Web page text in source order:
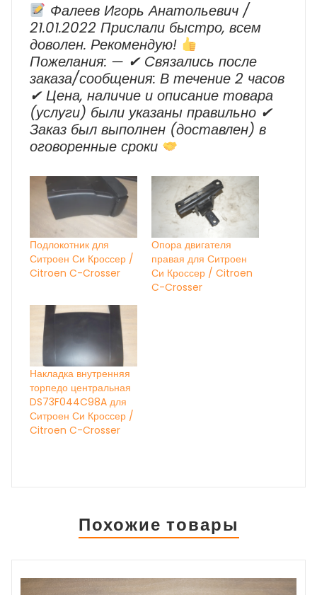
Фалеев Игорь Анатольевич /
21.01.2022 Прислали быстро, всем
доволен. Рекомендую!
Пожелания: — ✔ Cвязались после
заказа/сообщения: В течение 2 часов
✔ Цена, наличие и описание товара
(услуги) были указаны правильно ✔
Заказ был выполнен (доставлен) в
оговоренные сроки
Подлокотник для
Ситроен Си Кроссер /
Citroen C-Crosser
Опора двигателя
правая для Ситроен
Си Кроссер / Citroen
C-Crosser
Накладка внутренняя
торпедо центральная
DS73F044C98A для
Ситроен Си Кроссер /
Citroen C-Crosser
Похожие товары